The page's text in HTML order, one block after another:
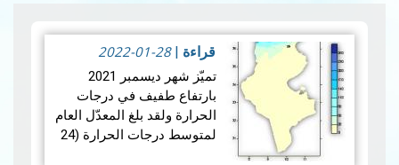
قراءة |
2022-01-28
تميّز شهر ديسمبر 2021
بارتفاع طفيف في درجات
الحرارة ولقد بلغ المعدّل العام
لمتوسط درجات الحرارة (24